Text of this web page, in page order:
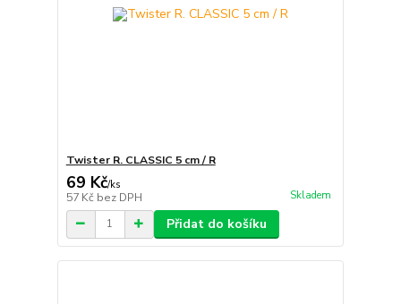
Twister R. CLASSIC 5 cm / R
69 Kč/ks
57 Kč bez DPH Skladem
Přidat do košíku